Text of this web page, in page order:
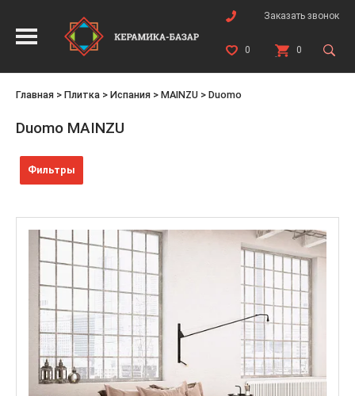
Заказать звонок
0 0
Главная > Плитка > Испания > MAINZU > Duomo
Duomo MAINZU
Фильтры